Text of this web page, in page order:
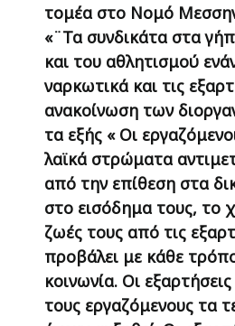
τομέα στο Νομό
«¨Τα συνδικάτα στα
και του αθλητισμού
ναρκωτικά και τις
ανακοίνωση των
τα εξής « Οι
λαϊκά στρώματα
από την επίθεση στα
στο εισόδημα τους, το
ζωές τους από τις
προβάλει με κάθε
κοινωνία. Οι
τους εργαζόμενους τα